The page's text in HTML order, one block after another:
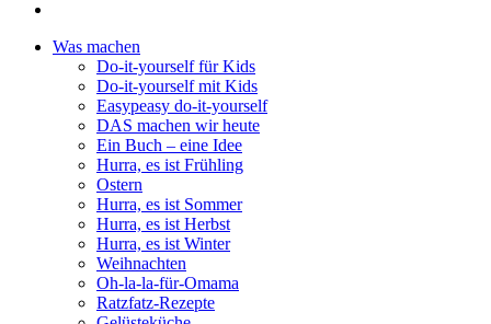
Was machen
Do-it-yourself für Kids
Do-it-yourself mit Kids
Easypeasy do-it-yourself
DAS machen wir heute
Ein Buch – eine Idee
Hurra, es ist Frühling
Ostern
Hurra, es ist Sommer
Hurra, es ist Herbst
Hurra, es ist Winter
Weihnachten
Oh-la-la-für-Omama
Ratzfatz-Rezepte